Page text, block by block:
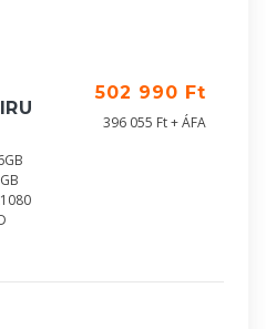
502 990 Ft
396 055 Ft + ÁFA